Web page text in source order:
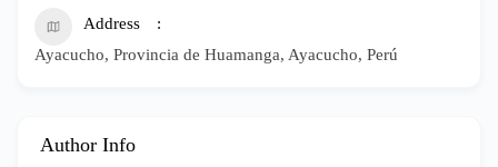
Address
Ayacucho, Provincia de Huamanga, Ayacucho, Perú
Author Info